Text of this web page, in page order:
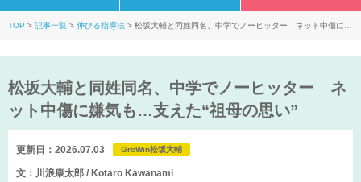
TOP 記事一覧 伸びる指導法
松坂大輔と同姓同名、中学でノーヒッター ネット中傷に嫌
松坂大輔と同姓同名、中学でノーヒッター ネ
ット中傷に嫌気も…支えた“祖母の思い”
更新日：2026.07.03 GroWin松坂大輔
文：川浪康太郎 / Kotaro Kawanami